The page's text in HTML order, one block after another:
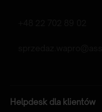
Helpdesk dla klientów